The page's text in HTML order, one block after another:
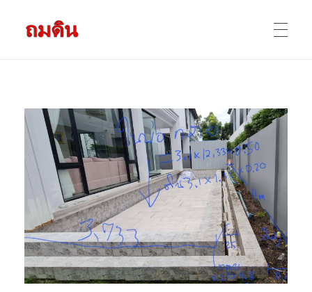
ผลงานถมดิน
ข้อมูลการถมดิน
ติดต่อเรา